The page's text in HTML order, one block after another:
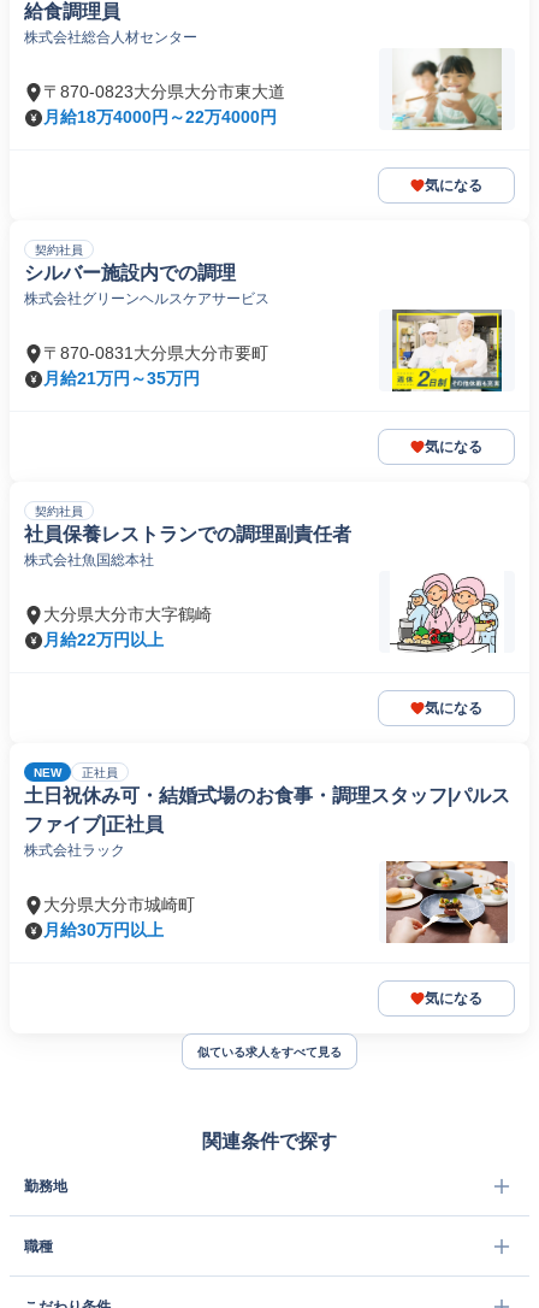
給食調理員
株式会社総合人材センター
〒870-0823大分県大分市東大道
月給18万4000円～22万4000円
気になる
契約社員
シルバー施設内での調理
株式会社グリーンヘルスケアサービス
〒870-0831大分県大分市要町
月給21万円～35万円
気になる
契約社員
社員保養レストランでの調理副責任者
株式会社魚国総本社
大分県大分市大字鶴崎
月給22万円以上
気になる
NEW 正社員
土日祝休み可・結婚式場のお食事・調理スタッフ|パルス
ファイブ|正社員
株式会社ラック
大分県大分市城崎町
月給30万円以上
気になる
似ている求人をすべて見る
関連条件で探す
勤務地
職種